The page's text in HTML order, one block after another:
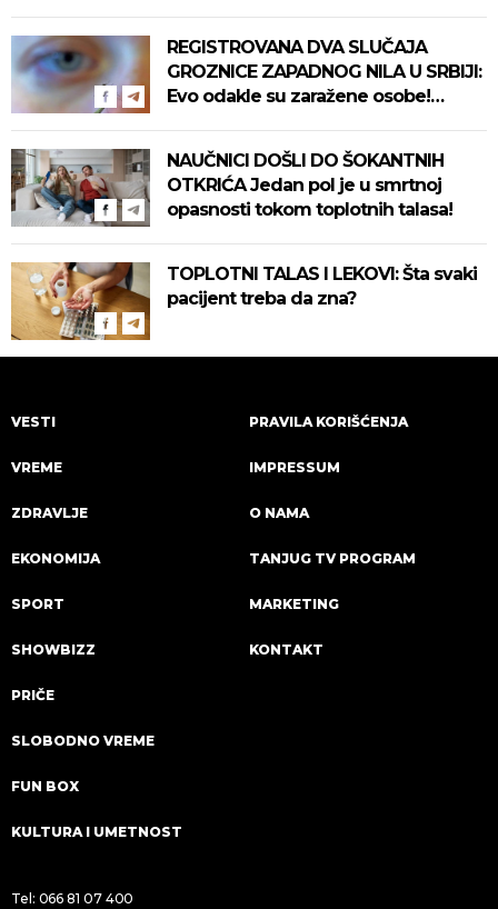
REGISTROVANA DVA SLUČAJA
GROZNICE ZAPADNOG NILA U SRBIJI:
Evo odakle su zaražene osobe!
NAUČNICI DOŠLI DO ŠOKANTNIH
OTKRIĆA Jedan pol je u smrtnoj
opasnosti tokom toplotnih talasa!
TOPLOTNI TALAS I LEKOVI: Šta svaki
pacijent treba da zna?
VESTI
VREME
ZDRAVLJE
EKONOMIJA
SPORT
SHOWBIZZ
PRIČE
SLOBODNO VREME
FUN BOX
KULTURA I UMETNOST
PRAVILA KORIŠĆENJA
IMPRESSUM
O NAMA
TANJUG TV PROGRAM
MARKETING
KONTAKT
Tel: 066 81 07 400